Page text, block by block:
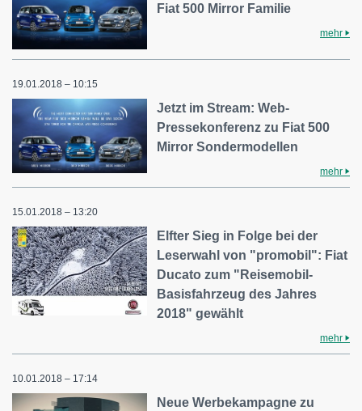
Fiat 500 Mirror Familie
mehr
19.01.2018 – 10:15
Jetzt im Stream: Web-
Pressekonferenz zu Fiat 500
Mirror Sondermodellen
mehr
15.01.2018 – 13:20
Elfter Sieg in Folge bei der
Leserwahl von "promobil": Fiat
Ducato zum "Reisemobil-
Basisfahrzeug des Jahres
2018" gewählt
mehr
10.01.2018 – 17:14
Neue Werbekampagne zu